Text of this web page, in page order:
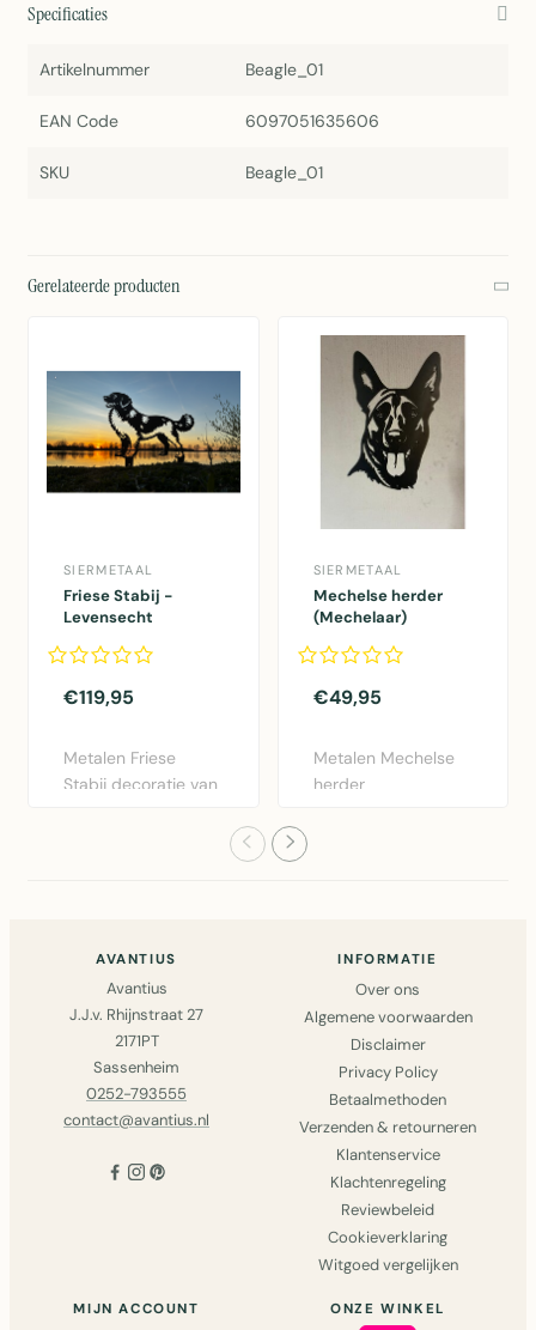
Specificaties
Artikelnummer Beagle_01
EAN Code 6097051635606
SKU Beagle_01
Gerelateerde producten
SIERMETAAL
Friese Stabij -
Levensecht
€119,95
Metalen Friese
Stabij decoratie van
SIERMETAAL
Mechelse herder
(Mechelaar)
€49,95
Metalen Mechelse
herder
AVANTIUS
Avantius
J.J.v. Rhijnstraat 27
2171PT
Sassenheim
0252-793555
contact@avantius.nl
INFORMATIE
Over ons
Algemene voorwaarden
Disclaimer
Privacy Policy
Betaalmethoden
Verzenden & retourneren
Klantenservice
Klachtenregeling
Reviewbeleid
Cookieverklaring
Witgoed vergelijken
MIJN ACCOUNT ONZE WINKEL